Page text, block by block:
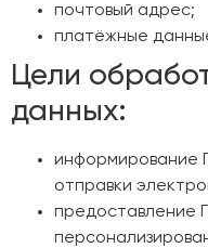
почтовый адрес;
платёжные
Цели
данных:
информирование
отправки
предоставление